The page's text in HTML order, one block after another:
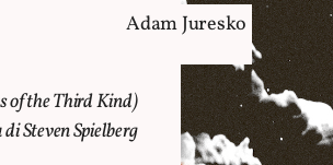
Adam Juresko
of the Third Kind)
Steven Spielberg